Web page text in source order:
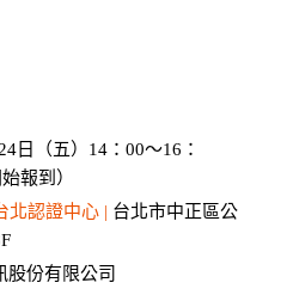
日（五）14：00〜16：
報到）
北認證中心 | 台北市中正區公
股份有限公司